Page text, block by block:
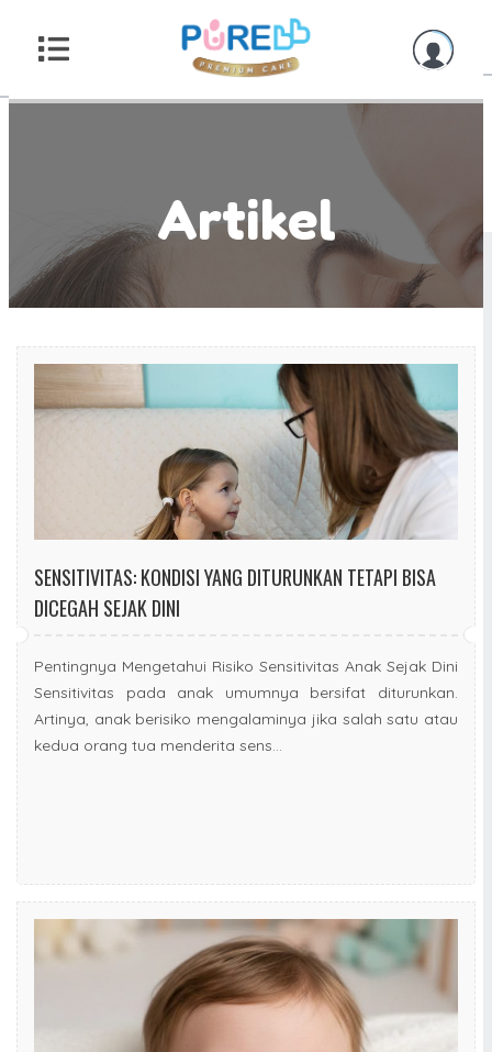
Artikel
SENSITIVITAS: KONDISI YANG DITURUNKAN TETAPI BISA
DICEGAH SEJAK DINI
Pentingnya Mengetahui Risiko Sensitivitas Anak Sejak Dini
Sensitivitas pada anak umumnya bersifat diturunkan.
Artinya, anak berisiko mengalaminya jika salah satu atau
kedua orang tua menderita sens...